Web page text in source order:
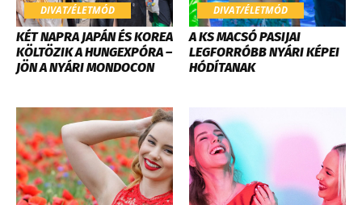
DIVAT/ÉLETMÓD
KÉT NAPRA JAPÁN ÉS KOREA
KÖLTÖZIK A HUNGEXPÓRA –
JÖN A NYÁRI MONDOCON
DIVAT/ÉLETMÓD
A KS MACSÓ PASIJAI
LEGFORRÓBB NYÁRI KÉPEI
HÓDÍTANAK